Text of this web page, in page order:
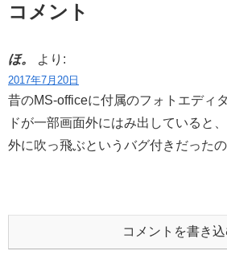
コメント
ほ。 より:
2017年7月20日
昔のMS-officeに付属のフォトエディ
ドが一部画面外にはみ出していると
外に吹っ飛ぶというバグ付きだった
コメントを書き